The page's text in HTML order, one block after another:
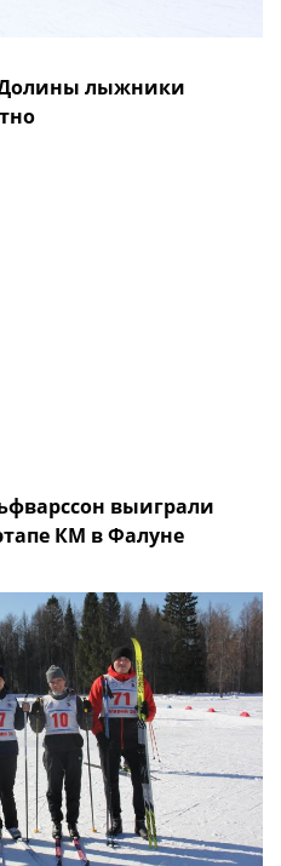
Долины лыжники
выиграли
КМ в Фалуне